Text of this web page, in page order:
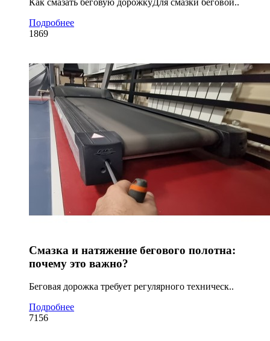
Подробнее
1869
Смазка и натяжение бегового полотна:
почему это важно?
Беговая дорожка требует регулярного техническ..
Подробнее
7156